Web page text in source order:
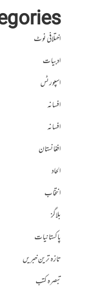
اختلافی نوٹ
ادبیات
اسپورٹس
افسانہ
افسانہ
افغانستان
الحاد
انتخاب
بلاگز
پاکستانیات
تازہ ترین خبریں
تبصرہ کتب